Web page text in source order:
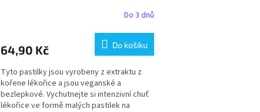
Do 3 dnů
64,90 Kč Do košíku
Tyto pastilky jsou vyrobeny z extraktu z
kořene lékořice a jsou veganské a
bezlepkové. Vychutnejte si intenzivní chuť
lékořice ve formě malých pastilek na